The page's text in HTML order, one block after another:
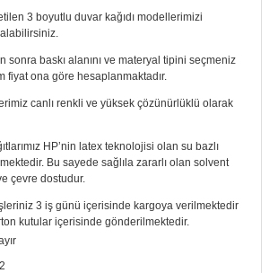
3 boyutlu duvar kağıdı modellerimizi
sonra baskı alanını ve materyal tipini seçmeniz
fiyat ona göre hesaplanmaktadır.
canlı renkli ve yüksek çözünürlüklü olarak
HP’nin latex teknolojisi olan su bazlı
Bu sayede sağlıla zararlı olan solvent
çevre dostudur.
3 iş günü içerisinde kargoya verilmektedir
kutular içerisinde gönderilmektedir.
ile birlikte ücretsiz olarak gönderilecektir.
kağıdı ile aynıdır. Siparişiniz ile birlikte